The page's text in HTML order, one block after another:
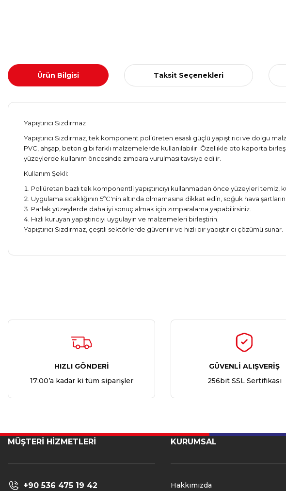
Ürün Bilgisi Taksit Seçenekleri
Yapıştırıcı Sızdırmaz
Yapıştırıcı Sızdırmaz, tek komponent poliüreten esaslı güçlü yapıştırıcı ve
PVC, ahşap, beton gibi farklı malzemelerde kullanılabilir. Özellikle oto kaporta
yüzeylerde kullanım öncesinde zımpara vurulması tavsiye edilir.
Kullanım Şekli:
Poliüretan bazlı tek komponentli yapıştırıcıyı kullanmadan önce yüzeyleri temiz,
Uygulama sıcaklığının 5ºC'nin altında olmamasına dikkat edin, soğuk hava
Parlak yüzeylerde daha iyi sonuç almak için zımparalama yapabilirsiniz.
Hızlı kuruyan yapıştırıcıyı uygulayın ve malzemeleri birleştirin.
Yapıştırıcı Sızdırmaz, çeşitli sektörlerde güvenilir ve hızlı bir yapıştırıcı çözümü sunar.
HIZLI GÖNDERİ
17:00’a kadar ki tüm siparişler
GÜVENLİ ALIŞVERİŞ
256bit SSL Sertifikası
MÜŞTERİ HİZMETLERİ
+90 536 475 19 42
KURUMSAL
Hakkımızda